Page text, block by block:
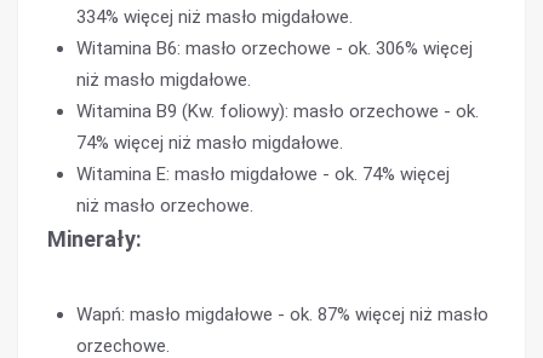
334% więcej niż masło migdałowe.
Witamina B6: masło orzechowe - ok. 306% więcej
niż masło migdałowe.
Witamina B9 (Kw. foliowy): masło orzechowe - ok.
74% więcej niż masło migdałowe.
Witamina E: masło migdałowe - ok. 74% więcej
niż masło orzechowe.
Minerały:
Wapń: masło migdałowe - ok. 87% więcej niż masło
orzechowe.